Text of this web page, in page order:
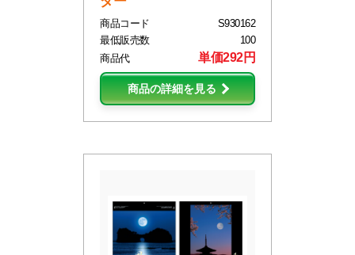
商品コード
S930162
最低販売数
100
商品代
単価292円
商品の詳細を見る